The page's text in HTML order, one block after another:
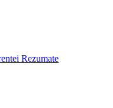
Rezumate